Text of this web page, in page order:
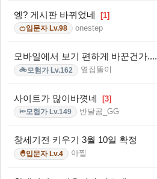
엥? 게시판 바뀌었네 [1]
🍊입문자 Lv.98 onestep
모바일에서 보기 편하게 바꾼건가....
🚲모험가 Lv.162 옆집똘이
사이트가 많이바꼇네 [3]
🔦모험가 Lv.149 반달곰_GG
창세기전 키우기 3월 10일 확정
🐣입문자 Lv.4 아찔